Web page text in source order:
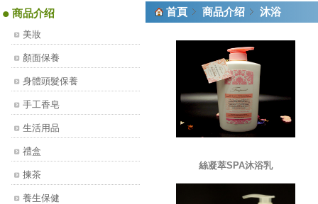
• 商品介绍
美妝
顏面保養
身體頭髮保養
手工香皂
生活用品
禮盒
揀茶
養生保健
首頁 商品介绍 沐浴
絲凝萃SPA沐浴乳